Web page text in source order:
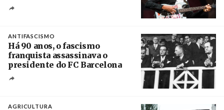
ANTIFASCISMO
Há 90 anos, o fascismo
franquista assassinava o
presidente do FC Barcelona
AGRICULTURA